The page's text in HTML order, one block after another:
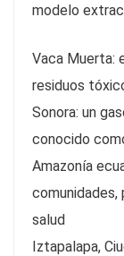
modelo
Vaca Muerta:
residuos
Sonora: un
conocido
Amazonía
comunidades,
salud
Iztapalapa,